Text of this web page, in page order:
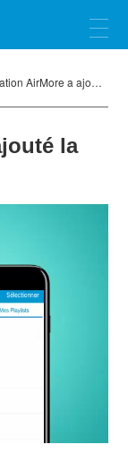
a ajouté la Fonction de Playlist
la